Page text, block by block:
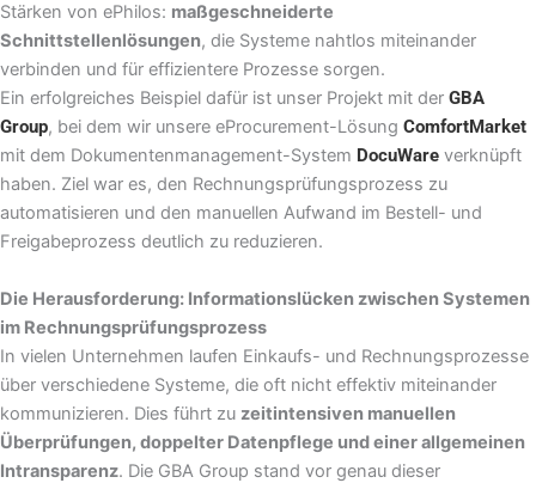
Stärken von ePhilos: maßgeschneiderte
Schnittstellenlösungen, die Systeme nahtlos miteinander
verbinden und für effizientere Prozesse sorgen.
Ein erfolgreiches Beispiel dafür ist unser Projekt mit der GBA
Group, bei dem wir unsere eProcurement-Lösung ComfortMarket
mit dem Dokumentenmanagement-System DocuWare verknüpft
haben. Ziel war es, den Rechnungsprüfungsprozess zu
automatisieren und den manuellen Aufwand im Bestell- und
Freigabeprozess deutlich zu reduzieren.
Die Herausforderung: Informationslücken zwischen Systemen
im Rechnungsprüfungsprozess
In vielen Unternehmen laufen Einkaufs- und Rechnungsprozesse
über verschiedene Systeme, die oft nicht effektiv miteinander
kommunizieren. Dies führt zu zeitintensiven manuellen
Überprüfungen, doppelter Datenpflege und einer allgemeinen
Intransparenz. Die GBA Group stand vor genau dieser